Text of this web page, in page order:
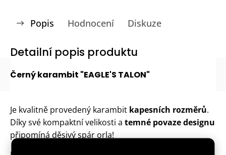
Popis Hodnocení Diskuze
Detailní popis produktu
Černý karambit "EAGLE'S TALON"
Je kvalitně provedený karambit kapesních rozměrů.
Díky své kompaktní velikosti a temné povaze designu
připomíná děsivý spár orla!